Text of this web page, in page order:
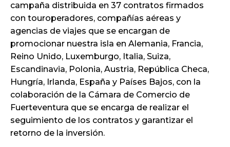
campaña distribuida en 37 contratos firmados
con touroperadores, compañías aéreas y
agencias de viajes que se encargan de
promocionar nuestra isla en Alemania, Francia,
Reino Unido, Luxemburgo, Italia, Suiza,
Escandinavia, Polonia, Austria, República Checa,
Hungría, Irlanda, España y Países Bajos, con la
colaboración de la Cámara de Comercio de
Fuerteventura que se encarga de realizar el
seguimiento de los contratos y garantizar el
retorno de la inversión.